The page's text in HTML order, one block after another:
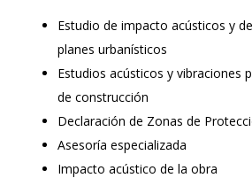
Estudio de impacto acústicos y
planes urbanísticos
Estudios acústicos y vibraciones
de construcción
Declaración de Zonas de
Asesoría especializada
Impacto acústico de la obra